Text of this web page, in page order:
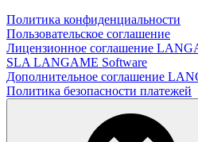
Политика конфиденциальности
Пользовательское соглашение
Лицензионное соглашение
SLA LANGAME Software
Дополнительное соглашение
Политика безопасности платежей